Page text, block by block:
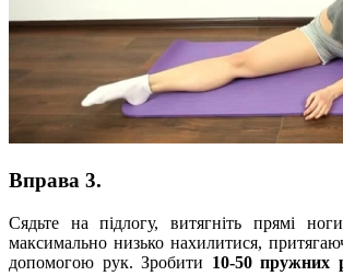
Вправа 3.
Сядьте на підлогу, витягніть прямі
максимально низько нахилитися,
допомогою рук. Зробити 10-50 пружних